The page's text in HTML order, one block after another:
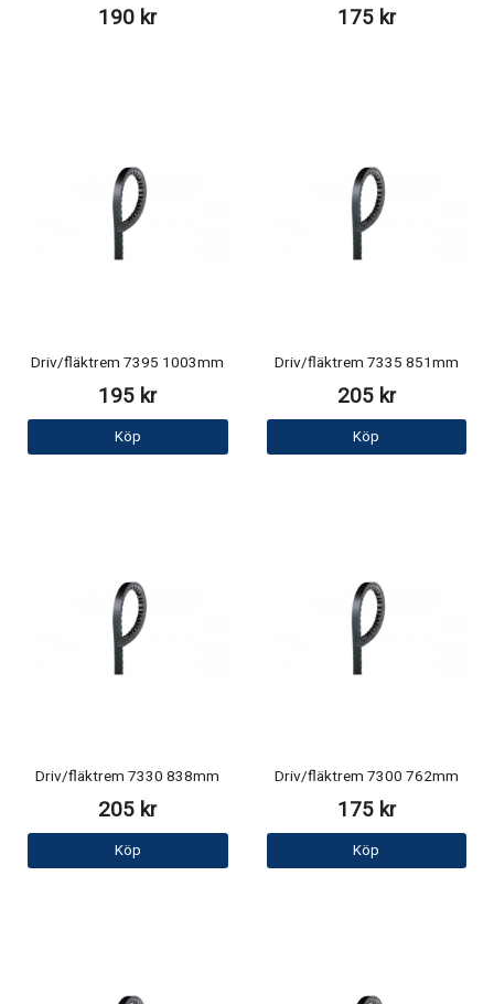
190 kr 175 kr
Driv/fläktrem 7395 1003mm
195 kr
Köp
Driv/fläktrem 7335 851mm
205 kr
Köp
Driv/fläktrem 7330 838mm
205 kr
Köp
Driv/fläktrem 7300 762mm
175 kr
Köp